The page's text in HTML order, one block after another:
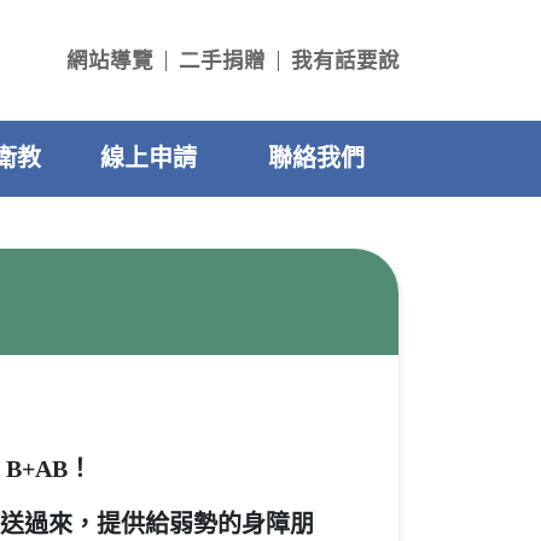
網站導覽 二手捐贈 我有話要說
教 線上申請 聯絡我們
！
過來，提供給弱勢的身障朋